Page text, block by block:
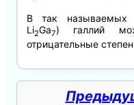
В так называемых
Li2Ga7) галлий
отрицательные